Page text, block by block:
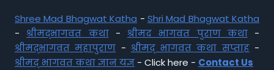
Shree Mad Bhagwat Katha - Shri Mad Bhagwat Katha
- श्रीमद्भागवत कथा- श्रीमद भागवत पुराण कथा-
श्रीमद्भागवत महापुराण - श्रीमद् भागवत कथा सप्ताह-
श्रीमद् भागवत कथा ज्ञान यज्ञ - Click here - Contact Us